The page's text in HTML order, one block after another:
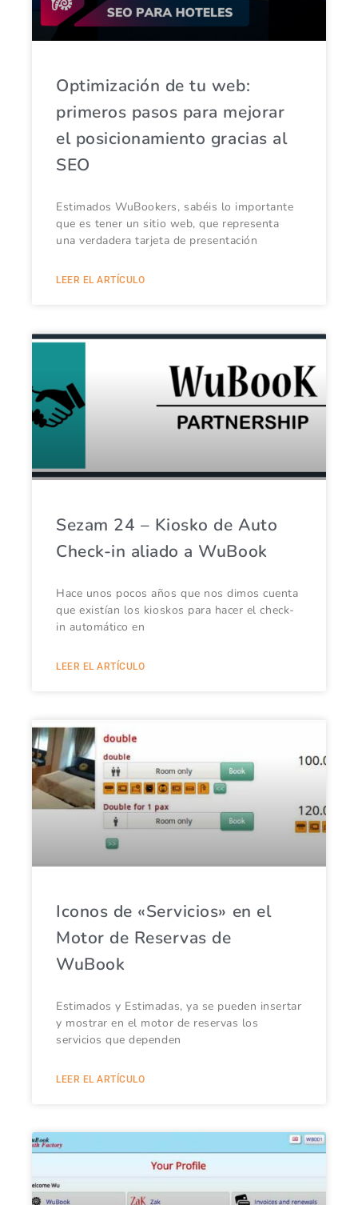
Optimización de tu web:
primeros pasos para mejorar
el posicionamiento gracias al
SEO
Estimados WuBookers, sabéis lo importante
que es tener un sitio web, que representa
una verdadera tarjeta de presentación
LEER EL ARTÍCULO
Sezam 24 – Kiosko de Auto
Check-in aliado a WuBook
Hace unos pocos años que nos dimos cuenta
que existían los kioskos para hacer el check-
in automático en
LEER EL ARTÍCULO
Iconos de «Servicios» en el
Motor de Reservas de
WuBook
Estimados y Estimadas, ya se pueden insertar
y mostrar en el motor de reservas los
servicios que dependen
LEER EL ARTÍCULO